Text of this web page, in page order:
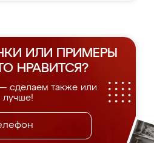
ИЛИ ПРИМЕРЫ
НРАВИТСЯ?
сделаем также или
лучше!